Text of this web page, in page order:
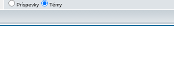
Príspevky Témy